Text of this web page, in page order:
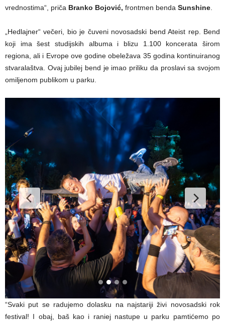
vrednostima“, priča Branko Bojović, frontmen benda Sunshine.
„Hedlajner“ večeri, bio je čuveni novosadski bend Ateist rep. Bend
koji ima šest studijskih albuma i blizu 1.100 koncerata širom
regiona, ali i Evrope ove godine obeležava 35 godina kontinuiranog
stvaralaštva. Ovaj jubilej bend je imao priliku da proslavi sa svojom
omiljenom publikom u parku.
“Svaki put se radujemo dolasku na najstariji živi novosadski rok
festival! I obaj, baš kao i raniej nastupe u parku pamtićemo po